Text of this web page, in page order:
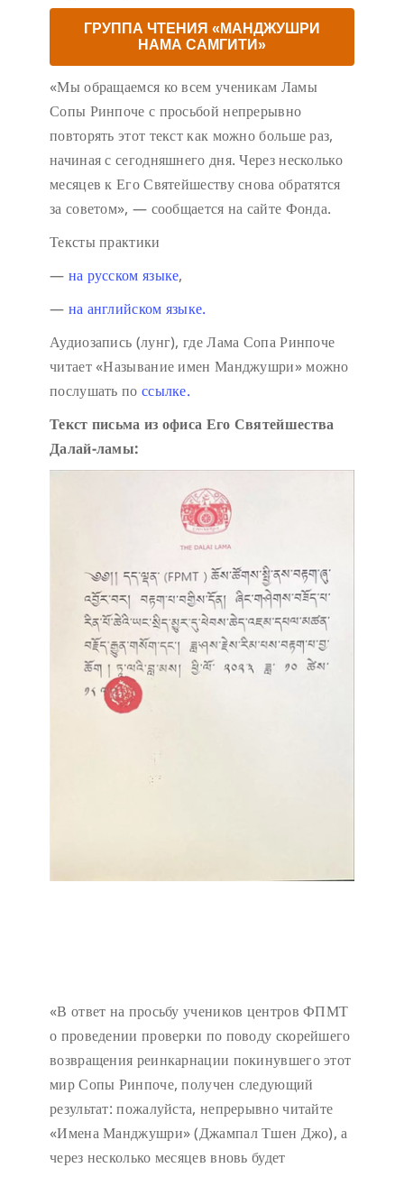
ГРУППА ЧТЕНИЯ «МАНДЖУШРИ
НАМА САМГИТИ»
«Мы обращаемся ко всем ученикам Ламы
Сопы Ринпоче с просьбой непрерывно
повторять этот текст как можно больше раз,
начиная с сегодняшнего дня. Через несколько
месяцев к Его Святейшеству снова обратятся
за советом», — сообщается на сайте Фонда.
Тексты практики
— на русском языке,
— на английском языке.
Аудиозапись (лунг), где Лама Сопа Ринпоче
читает «Называние имен Манджушри» можно
послушать по ссылке.
Текст письма из офиса Его Святейшества
Далай-ламы:
«В ответ на просьбу учеников центров ФПМТ
о проведении проверки по поводу скорейшего
возвращения реинкарнации покинувшего этот
мир Сопы Ринпоче, получен следующий
результат: пожалуйста, непрерывно читайте
«Имена Манджушри» (Джампал Тшен Джо), а
через несколько месяцев вновь будет